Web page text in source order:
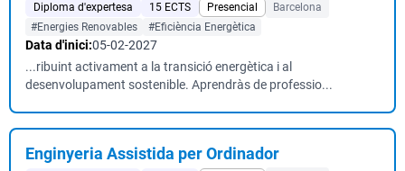
Diploma d'expertesa 15 ECTS Presencial
Barcelona
#Energies Renovables
#Eficiència Energètica
Data d'inici:05-02-2027
...ribuint activament a la transició energètica i al
desenvolupament sostenible. Aprendràs de professio...
Enginyeria Assistida per Ordinador